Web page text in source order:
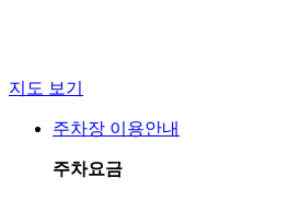
지도 보기
주차장 이용안내
주차요금